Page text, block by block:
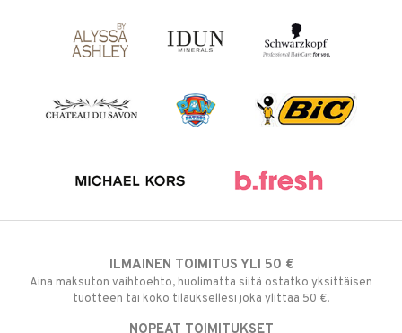
ILMAINEN TOIMITUS YLI 50 €
Aina maksuton vaihtoehto, huolimatta siitä ostatko yksittäisen
tuotteen tai koko tilauksellesi joka ylittää 50 €.